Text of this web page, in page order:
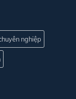
nghiệp